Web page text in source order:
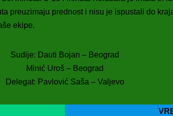
preuzimaju prednost i nisu je ispustali do
ekipe.
Sudije: Dauti Bojan – Beograd
Minić Uroš – Beograd
Delegat: Pavlović Saša – Valjevo